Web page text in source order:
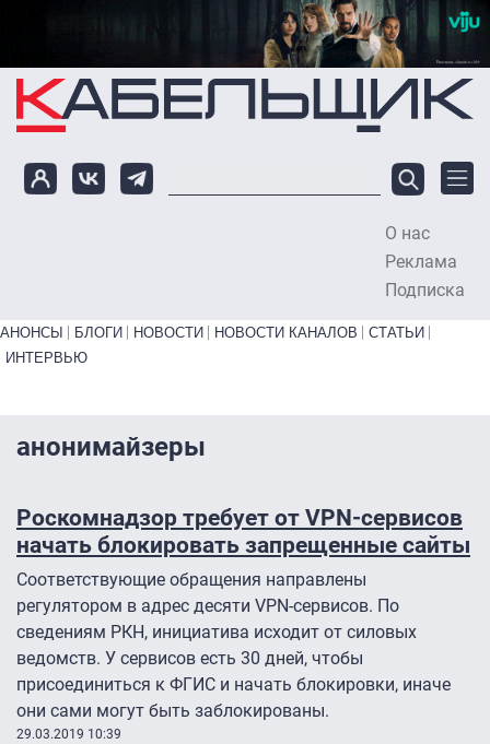
Перейти к основному содержанию
О нас
Реклама
Подписка
Primary links bottom
АНОНСЫ БЛОГИ НОВОСТИ НОВОСТИ КАНАЛОВ
СТАТЬИ
ИНТЕРВЬЮ
анонимайзеры
Роскомнадзор требует от VPN-сервисов
начать блокировать запрещенные сайты
Соответствующие обращения направлены
регулятором в адрес десяти VPN-сервисов. По
сведениям РКН, инициатива исходит от силовых
ведомств. У сервисов есть 30 дней, чтобы
присоединиться к ФГИС и начать блокировки, иначе
они сами могут быть заблокированы.
29.03.2019 10:39